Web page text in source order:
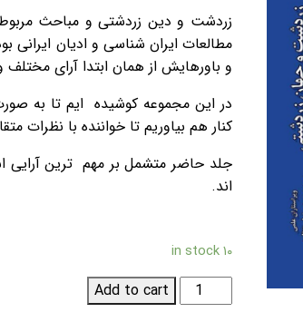
زردشت و دین زردشتی و مباحث
مطالعات ایران شناسی و ادیان ایرانی
و باورهایش از همان ابتدا آرای
در این مجموعه کوشیده ایم تا به
کنار هم بیاوریم تا خواننده با نظرات
جلد حاضر متشمل بر مهم ترین آرایی
اند.
۱۰ in stock
زردشت
و
Add to cart